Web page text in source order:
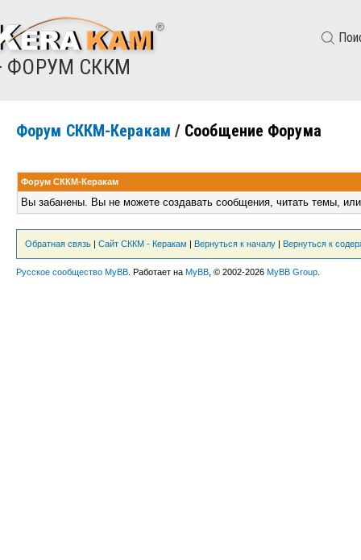
ФОРУМ СККМ
Форум СККМ-Керакам / Сообщение Форума
Форум СККМ-Керакам
Вы забанены. Вы не можете создавать сообщения, читать темы,
Обратная связь | Сайт СККМ - Керакам | Вернуться к началу | Вернуться к
Русское сообщество MyBB . Работает на MyBB , © 2002-2026 MyBB Group